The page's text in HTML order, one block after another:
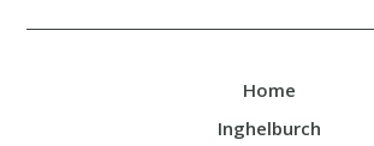
Home
Inghelburch